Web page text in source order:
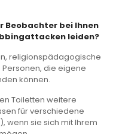
Beobachter bei Ihnen
leiden?
religionspädagogische
die eigene
können.
Toiletten weitere
für verschiedene
wenn sie sich mit Ihrem